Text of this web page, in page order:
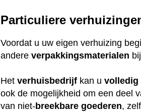
Particuliere
Voordat u uw eigen verhuizing
andereverpakkingsmaterialen
Hetverhuisbedrijf kan uvolledig
ook de mogelijkheid om een deel
van niet-breekbare goederen,